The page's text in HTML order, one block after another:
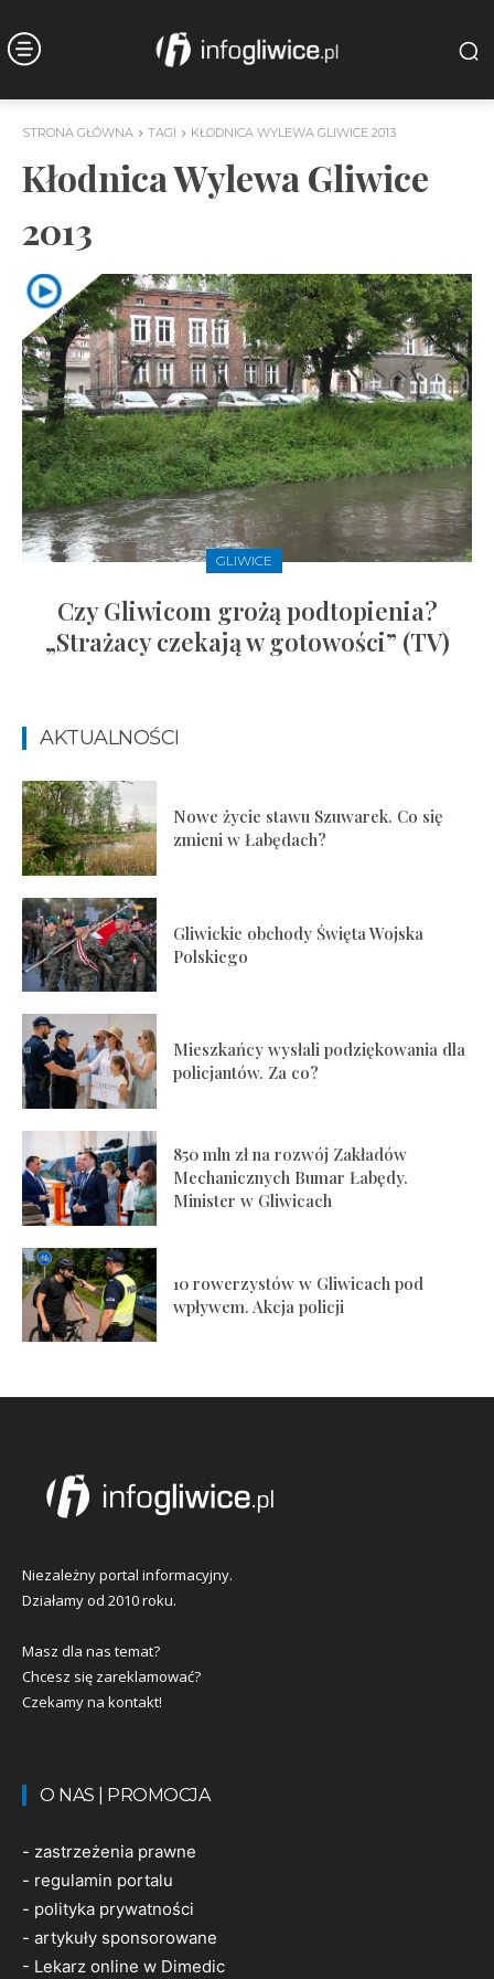
STRONA GŁÓWNA TAGI KŁODNICA WYLEWA GLIWICE 2013
Kłodnica Wylewa Gliwice
2013
GLIWICE
Czy Gliwicom grożą podtopienia?
„Strażacy czekają w gotowości” (TV)
AKTUALNOŚCI
Nowe życie stawu Szuwarek. Co się
zmieni w Łabędach?
Gliwickie obchody Święta Wojska
Polskiego
Mieszkańcy wysłali podziękowania dla
policjantów. Za co?
850 mln zł na rozwój Zakładów
Mechanicznych Bumar Łabędy.
Minister w Gliwicach
10 rowerzystów w Gliwicach pod
wpływem. Akcja policji
Niezależny portal informacyjny.
Działamy od 2010 roku.
Masz dla nas temat?
Chcesz się zareklamować?
Czekamy na kontakt!
O NAS | PROMOCJA
- zastrzeżenia prawne
- regulamin portalu
- polityka prywatności
- artykuły sponsorowane
- Lekarz online w Dimedic